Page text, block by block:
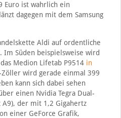
Euro ist wahrlich ein
dagegen mit dem Samsung
Aldi auf ordentliche
Im Süden beispielsweise wird
Medion Lifetab P9514 in
wird gerade einmal 399
kann sich dabei sehen
einen Nvidia Tegra Dual-
A9), der mit 1,2 Gigahertz
einer GeForce Grafik,